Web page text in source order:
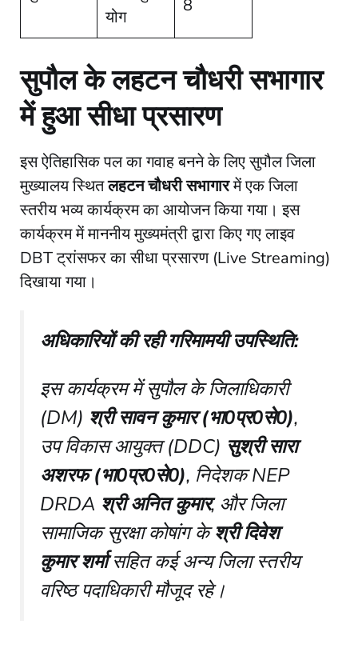
योग
8
सुपौल के लहटन चौधरी सभागार
में हुआ सीधा प्रसारण
​इस ऐतिहासिक पल का गवाह बनने के लिए सुपौल जिला
मुख्यालय स्थितलहटन चौधरी सभागारमें एक जिला
स्तरीय भव्य कार्यक्रम का आयोजन किया गया। इस
कार्यक्रम में माननीय मुख्यमंत्री द्वारा किए गए लाइव
DBT ट्रांसफर का सीधा प्रसारण (Live Streaming)
दिखाया गया।
अधिकारियों की रही गरिमामयी उपस्थिति:
इस कार्यक्रम में सुपौल के जिलाधिकारी
(DM) श्री सावन कुमार (भा0प्र0से0),
उप विकास आयुक्त (DDC) सुश्री सारा
अशरफ (भा0प्र0से0), निदेशक NEP
DRDA श्री अनित कुमार, और जिला
सामाजिक सुरक्षा कोषांग केश्री दिवेश
कुमार शर्मासहित कई अन्य जिला स्तरीय
वरिष्ठ पदाधिकारी मौजूद रहे।